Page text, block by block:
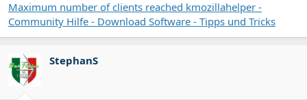
Maximum number of clients reached kmozillahelper -
Community Hilfe - Download Software - Tipps und Tricks
StephanS